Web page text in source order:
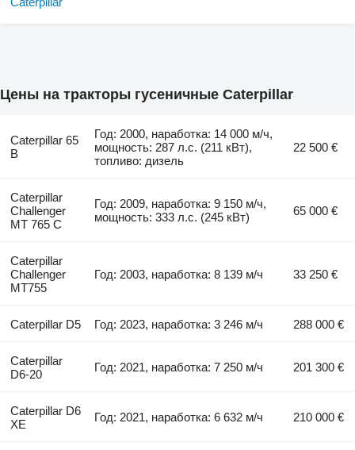
Цены на тракторы гусеничные Caterpillar
Caterpillar 65
B
Год: 2000, наработка: 14 000 м/ч,
мощность: 287 л.с. (211 кВт),
топливо: дизель
22 500 €
Caterpillar
Challenger
MT 765 C
Год: 2009, наработка: 9 150 м/ч,
мощность: 333 л.с. (245 кВт)
65 000 €
Caterpillar
Challenger
MT755
Год: 2003, наработка: 8 139 м/ч 33 250 €
Caterpillar D5 Год: 2023, наработка: 3 246 м/ч 288 000 €
Caterpillar
D6-20
Год: 2021, наработка: 7 250 м/ч 201 300 €
Caterpillar D6
XE
Год: 2021, наработка: 6 632 м/ч 210 000 €